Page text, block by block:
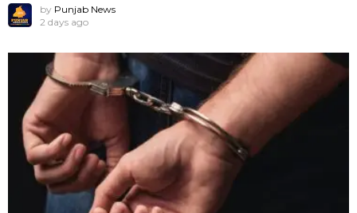
by Punjab News
2 days ago